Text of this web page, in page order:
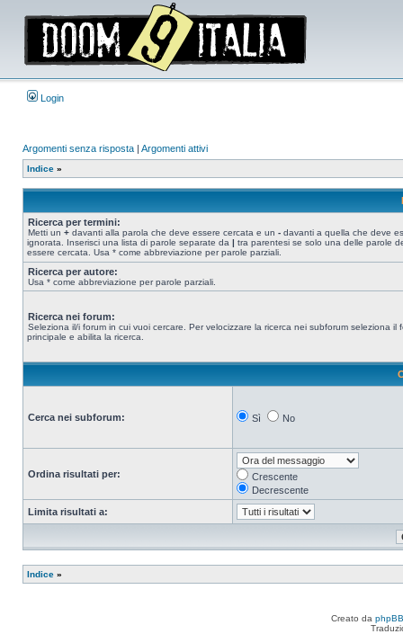
Login
Argomenti senza risposta | Argomenti attivi
Indice »
Ricerca per termini:
Metti un + davanti alla parola che deve essere cercata e un - davanti a quella che deve
ignorata. Inserisci una lista di parole separate da | tra parentesi se solo una delle parole
essere cercata. Usa * come abbreviazione per parole parziali.
Ricerca per autore:
Usa * come abbreviazione per parole parziali.
Ricerca nei forum:
Seleziona il/i forum in cui vuoi cercare. Per velocizzare la ricerca nei subforum seleziona il
principale e abilita la ricerca.
Cerca nei subforum: Sì No
Ordina risultati per:
Crescente
Decrescente
Limita risultati a:
Indice »
Creato da phpBB